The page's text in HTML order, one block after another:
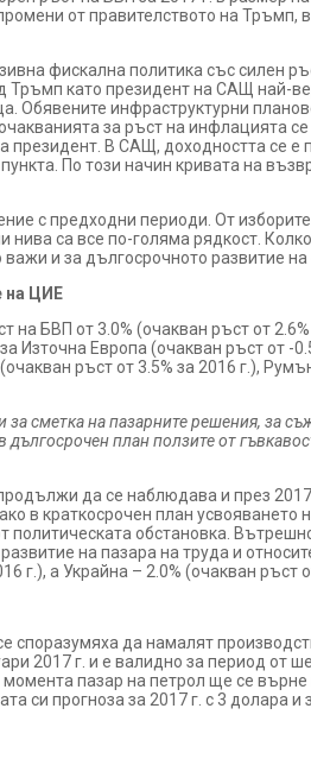
от правителството на Тръмп,
фискална политика със силен
Тръмп като президент на САЩ най-
Обявените инфраструктурни
за ръст на инфлацията
В САЩ, доходността се е
По този начин кривата на
с предходни периоди. От
са все по-голяма рядкост.
и за дългосрочното развитие на
на ЦИЕ
БВП от 3.0% (очакван ръст от
Източна Европа (очакван ръст от -
ръст от 3.5% за 2016 г.),
сметка на пазарните решения, за
план ползите от
да се наблюдава и през
в краткосрочен план
политическата обстановка.
на пазара на труда и
г.), а Украйна – 2.0% (очакван ръст
да намалят
2017 г. и е валидно за период от
пазар на петрол ще се
си прогноза за 2017 г. с 3 долара